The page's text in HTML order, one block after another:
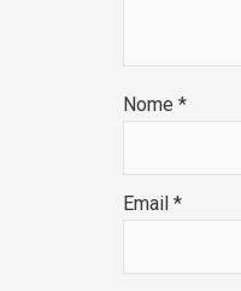
Nome *
Email *